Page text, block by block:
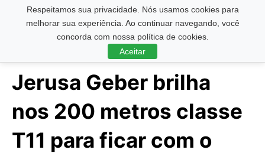
Respeitamos sua privacidade. Nós usamos cookies para
melhorar sua experiência. Ao continuar navegando, você
concorda com nossa política de cookies.
Aceitar
Pesquisar ...
Jerusa Geber brilha
nos 200 metros classe
T11 para ficar com o